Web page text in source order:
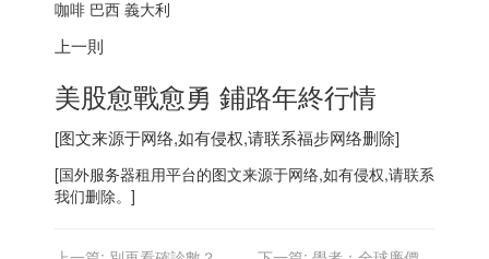
咖啡 巴西 義大利
上一則
美股愈戰愈勇 鋪路年終行情
[图文来源于网络,如有侵权,请联系福步网络删除]
[国外服务器租用平台的图文来源于网络,如有侵权,请联系
我们删除。]